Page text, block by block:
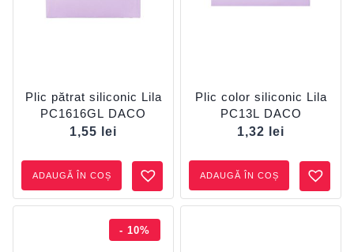
Plic pătrat siliconic Lila
PC1616GL DACO
1,55
lei
ADAUGĂ ÎN COȘ
Plic color siliconic Lila
PC13L DACO
1,32
lei
ADAUGĂ ÎN COȘ
- 10%